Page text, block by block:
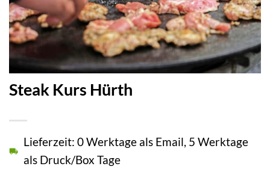
Steak Kurs Hürth
Lieferzeit: 0 Werktage als Email, 5 Werktage
als Druck/Box Tage